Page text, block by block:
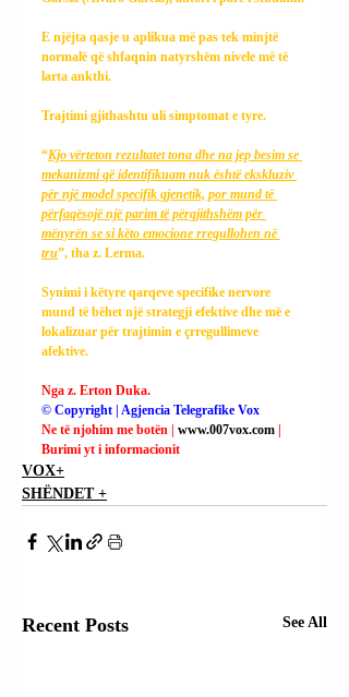
E njëjta qasje u aplikua më pas tek minjtë
normalë që shfaqnin natyrshëm nivele më të
larta ankthi.
Trajtimi gjithashtu uli simptomat e tyre.
“Kjo vërteton rezultatet tona dhe na jep besim se
mekanizmi që identifikuam nuk është ekskluziv
për një model specifik gjenetik, por mund të
përfaqësojë një parim të përgjithshëm për
mënyrën se si këto emocione rregullohen në
tru”, tha z. Lerma.
Synimi i këtyre qarqeve specifike nervore
mund të bëhet një strategji efektive dhe më e
lokalizuar për trajtimin e çrregullimeve
afektive.
Nga z. Erton Duka.
© Copyright | Agjencia Telegrafike Vox
Ne të njohim me botën | www.007vox.com
Burimi yt i informacionit
VOX+
SHËNDET +
Recent Posts See All